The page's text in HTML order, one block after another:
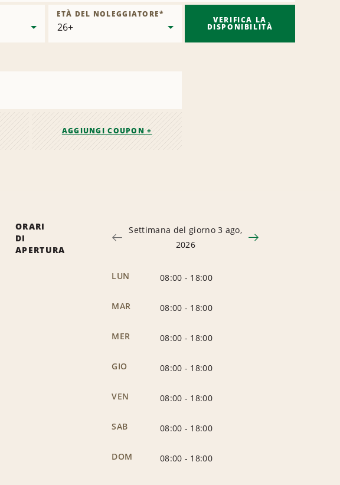
ETÀ DEL NOLEGGIATORE*
AGGIUNGI COUPON +
VERIFICA LA
DISPONIBILITÀ
ORARI
DI
APERTURA
Settimana del giorno 3 ago,
2026
LUN 08:00 - 18:00
MAR 08:00 - 18:00
MER 08:00 - 18:00
GIO 08:00 - 18:00
VEN 08:00 - 18:00
SAB 08:00 - 18:00
DOM 08:00 - 18:00